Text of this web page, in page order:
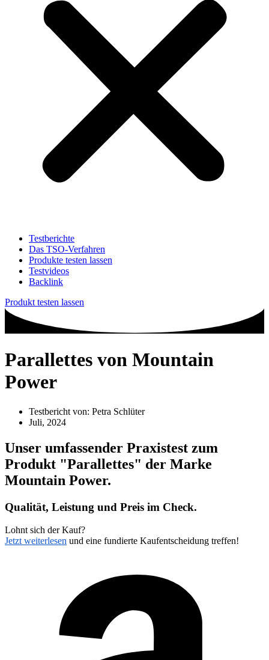
Testberichte
Das TSO-Verfahren
Produkte testen lassen
Testvideos
Backlink
Produkt testen lassen
Parallettes von Mountain
Power
Testbericht von: Petra Schlüter
Juli, 2024
Unser umfassender Praxistest zum
Produkt "Parallettes" der Marke
Mountain Power.
Qualität, Leistung und Preis im Check.
Lohnt sich der Kauf?
Jetzt weiterlesen und eine fundierte Kaufentscheidung treffen!